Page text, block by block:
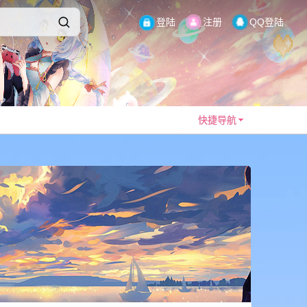
登陆 注册 QQ登陆
快捷导航